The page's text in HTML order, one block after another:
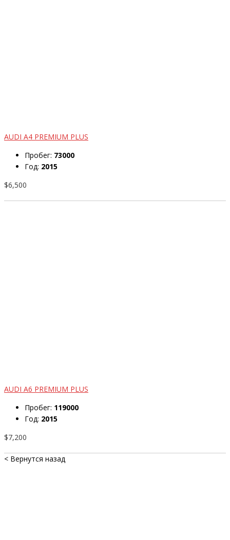
AUDI A4 PREMIUM PLUS
Пробег: 73000
Год: 2015
$6,500
AUDI A6 PREMIUM PLUS
Пробег: 119000
Год: 2015
$7,200
< Вернутся назад